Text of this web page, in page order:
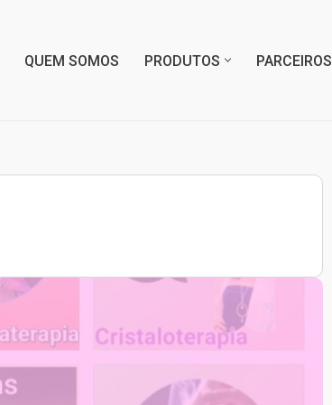
QUEM SOMOS PRODUTOS PARCEIROS